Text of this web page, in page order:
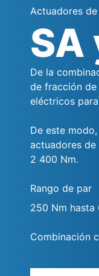
Actuadores
SA
De la
de fracción de
eléctricos
De este
actuadores
2 400 Nm.
Rango de par
250 Nm hasta
Combinación